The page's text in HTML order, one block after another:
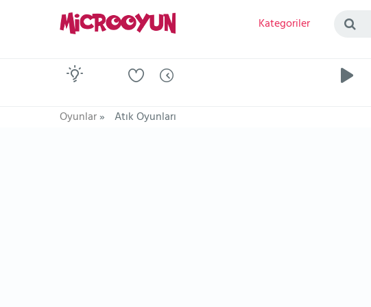
Kategoriler
Oyunlar» Atık Oyunları